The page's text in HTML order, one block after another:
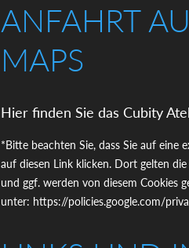
ANFAHRT
MAPS
Hier finden Sie das Cubity
*Bitte beachten Sie, dass Sie auf eine
auf diesen Link klicken. Dort gelten
und ggf. werden von diesem Cookies
unter: https://policies.google.com/